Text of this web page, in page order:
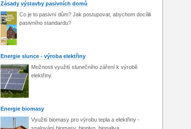
Zásady výstavby pasivních domů
Co je to pasivní dům? Jak postupovat, abychom docílili
pasivního standardu?
Energie slunce - výroba elektřiny
Možnosti využití slunečního záření k výrobě
elektřiny.
Energie biomasy
Využití biomasy pro výrobu tepla a elektřiny -